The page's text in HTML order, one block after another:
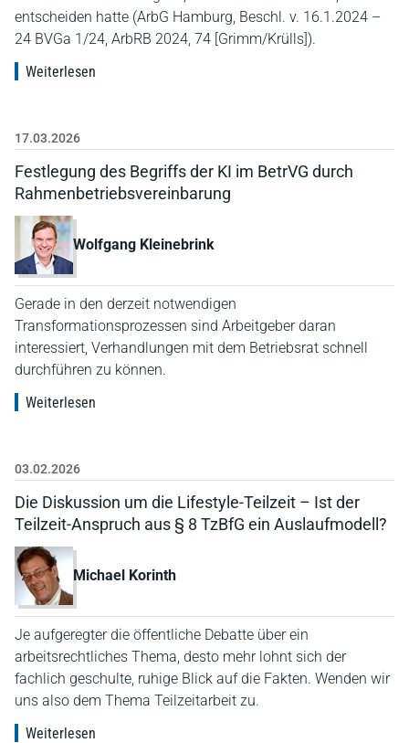
entscheiden hatte (ArbG Hamburg, Beschl. v. 16.1.2024 –
24 BVGa 1/24, ArbRB 2024, 74 [Grimm/Krülls]).
Weiterlesen
17.03.2026
Festlegung des Begriffs der KI im BetrVG durch
Rahmenbetriebsvereinbarung
Wolfgang Kleinebrink
Gerade in den derzeit notwendigen
Transformationsprozessen sind Arbeitgeber daran
interessiert, Verhandlungen mit dem Betriebsrat schnell
durchführen zu können.
Weiterlesen
03.02.2026
Die Diskussion um die Lifestyle-Teilzeit – Ist der
Teilzeit-Anspruch aus § 8 TzBfG ein Auslaufmodell?
Michael Korinth
Je aufgeregter die öffentliche Debatte über ein
arbeitsrechtliches Thema, desto mehr lohnt sich der
fachlich geschulte, ruhige Blick auf die Fakten. Wenden wir
uns also dem Thema Teilzeitarbeit zu.
Weiterlesen